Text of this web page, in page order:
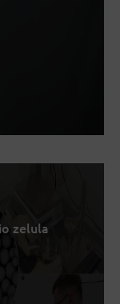
zelula